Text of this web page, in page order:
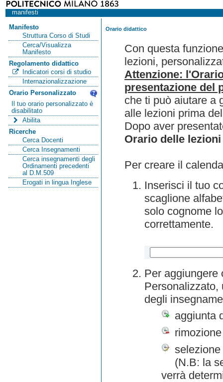
manifesti
Manifesto
Struttura Corso di Studi
Cerca/Visualizza
Manifesto
Regolamento didattico
Indicatori corsi di studio
Internazionalizzazione
Orario Personalizzato
Il tuo orario personalizzato è
disabilitato
Abilita
Ricerche
Cerca Docenti
Cerca Insegnamenti
Cerca insegnamenti degli
Ordinamenti precedenti
al D.M.509
Erogati in lingua Inglese
Orario didattico
Con questa
lezioni,
Attenzione:
presentazione del
che ti può aiutare a
alle lezioni prima
Dopo aver
Orario delle lezioni
Per creare il
Inserisci il tuo
scaglione
solo cognome
correttamente.
Per aggiungere
Personalizzato,
degli
aggiunta
(N.B: la
verrà